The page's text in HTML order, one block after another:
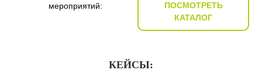
мероприятий:
ПОСМОТРЕТЬ
КАТАЛОГ
КЕЙСЫ: